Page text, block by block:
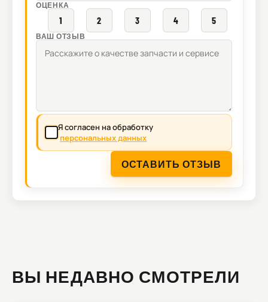
ОЦЕНКА
1 2 3 4 5
ВАШ ОТЗЫВ
Я согласен на обработку
персональных данных
ОСТАВИТЬ ОТЗЫВ
ВЫ НЕДАВНО СМОТРЕЛИ